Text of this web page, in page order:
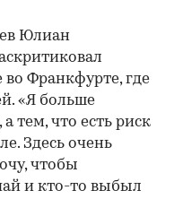
Юлиан
во Франкфурте, где
«Я больше
тем, что есть риск
Здесь очень
чтобы
и кто-то выбыл